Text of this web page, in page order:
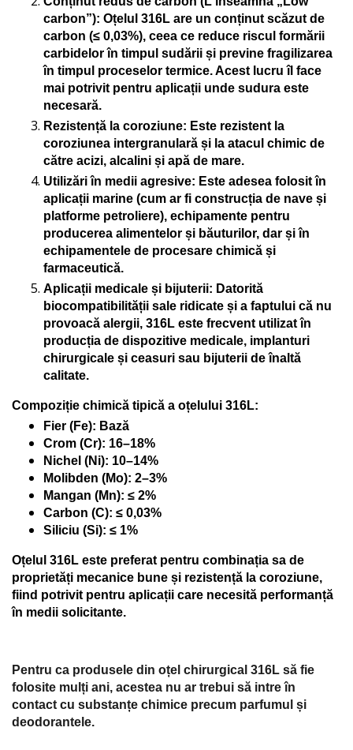
carbon”): Oțelul 316L are un conținut scăzut de
carbon (≤ 0,03%), ceea ce reduce riscul formării
carbidelor în timpul sudării și previne fragilizarea
în timpul proceselor termice. Acest lucru îl face
mai potrivit pentru aplicații unde sudura este
necesară.
Rezistență la coroziune: Este rezistent la
coroziunea intergranulară și la atacul chimic de
către acizi, alcalini și apă de mare.
Utilizări în medii agresive: Este adesea folosit în
aplicații marine (cum ar fi construcția de nave și
platforme petroliere), echipamente pentru
producerea alimentelor și băuturilor, dar și în
echipamentele de procesare chimică și
farmaceutică.
Aplicații medicale și bijuterii: Datorită
biocompatibilității sale ridicate și a faptului că nu
provoacă alergii, 316L este frecvent utilizat în
producția de dispozitive medicale, implanturi
chirurgicale și ceasuri sau bijuterii de înaltă
calitate.
Compoziție chimică tipică a oțelului 316L:
Fier (Fe): Bază
Crom (Cr): 16–18%
Nichel (Ni): 10–14%
Molibden (Mo): 2–3%
Mangan (Mn): ≤ 2%
Carbon (C): ≤ 0,03%
Siliciu (Si): ≤ 1%
Oțelul 316L este preferat pentru combinația sa de
proprietăți mecanice bune și rezistență la coroziune,
fiind potrivit pentru aplicații care necesită performanță
în medii solicitante.
Pentru ca produsele din oțel chirurgical 316L să fie
folosite mulți ani, acestea nu ar trebui să intre în
contact cu substanțe chimice precum parfumul și
deodorantele.